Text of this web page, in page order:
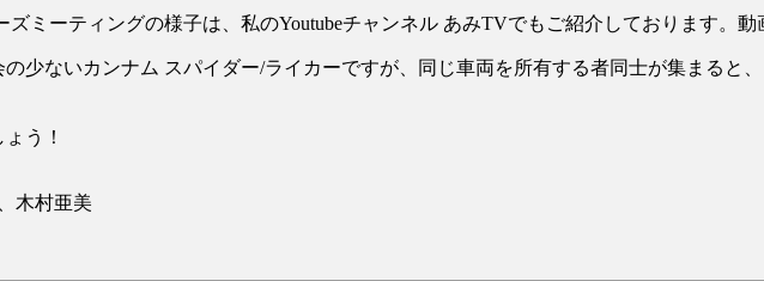
ミーティングの様子は、私のYoutubeチャンネル あみTVでもご紹介しております。動
少ないカンナム スパイダー/ライカーですが、同じ車両を所有する者同士が集まると
う！
木村亜美